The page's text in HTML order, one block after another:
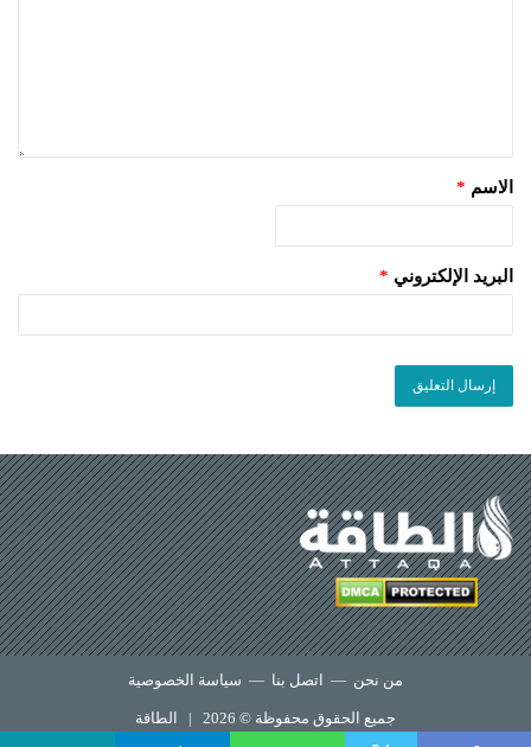
الاسم *
البريد الإلكتروني *
من نحن — اتصل بنا — سياسة الخصوصية
جميع الحقوق محفوظة © 2026 | الطاقة